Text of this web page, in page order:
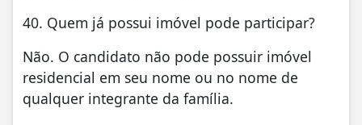
40. Quem já possui imóvel pode participar?
Não. O candidato não pode possuir imóvel
residencial em seu nome ou no nome de
qualquer integrante da família.